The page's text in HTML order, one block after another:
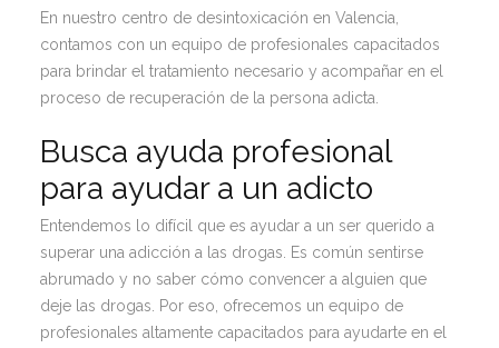
En nuestro centro de desintoxicación en Valencia,
contamos con un equipo de profesionales capacitados
para brindar el tratamiento necesario y acompañar en el
proceso de recuperación de la persona adicta.
Busca ayuda profesional
para ayudar a un adicto
Entendemos lo difícil que es ayudar a un ser querido a
superar una adicción a las drogas. Es común sentirse
abrumado y no saber cómo convencer a alguien que
deje las drogas. Por eso, ofrecemos un equipo de
profesionales altamente capacitados para ayudarte en el